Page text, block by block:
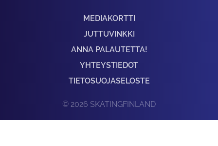
MEDIAKORTTI
JUTTUVINKKI
ANNA PALAUTETTA!
YHTEYSTIEDOT
TIETOSUOJASELOSTE
© 2026 SKATINGFINLAND